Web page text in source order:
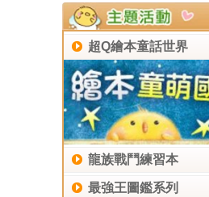
超Q繪本童話世界
龍族戰鬥練習本
最強王圖鑑系列